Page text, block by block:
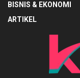
BISNIS & EKONOMI
ARTIKEL